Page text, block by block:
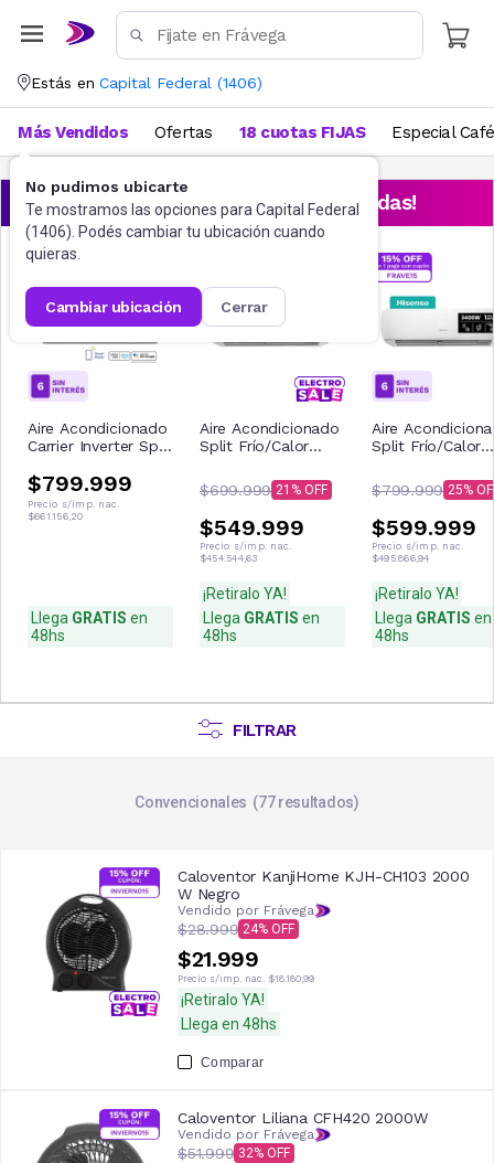
Estás en Capital Federal (1406)
No pudimos ubicarte
Te mostramos las opciones para Capital Federal
(1406). Podés cambiar tu ubicación cuando
quieras.
cambiar ubicación cerrar
Más Vendidos Ofertas 18 cuotas FIJAS Especial Café
¡Aprovechá las ofertas destacadas!
Aire Acondicionado
Carrier Inverter Split
53HVP12N81E
3600W 3100F
$799.999
Precio s/imp. nac.
$661.156,20
Llega GRATIS en
48hs
Aire Acondicionado
Split Frío/Calor
2300F
27HR4SYRKG00N
$699.999 21
$549.999
Precio s/imp. nac.
$454.544,63
¡Retiralo YA!
Llega GRATIS en
48hs
Aire
Split Frío/Calor
2900F
$799.999 25
$599.999
Precio s/imp. nac.
$495.866,94
¡Retiralo YA!
Llega GRATIS en
48hs
FILTRAR
Convencionales 77resultados
Caloventor KanjiHome KJH-CH103 2000
W Negro
Vendido por Frávega
$28.999 24
$21.999
Precio s/imp. nac. $18.180,99
¡Retiralo YA!
Llega en 48hs
Comparar
Caloventor Liliana CFH420 2000W
Vendido por Frávega
$51.999 32